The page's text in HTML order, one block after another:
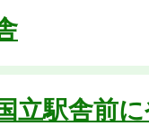
立駅舎前